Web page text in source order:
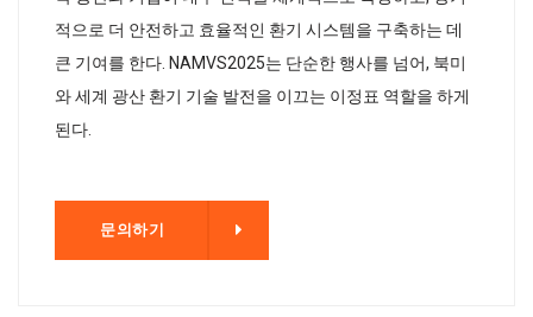
적으로 더 안전하고 효율적인 환기 시스템을 구축하는 데
큰 기여를 한다. NAMVS2025는 단순한 행사를 넘어, 북미
와 세계 광산 환기 기술 발전을 이끄는 이정표 역할을 하게
된다.
문의하기